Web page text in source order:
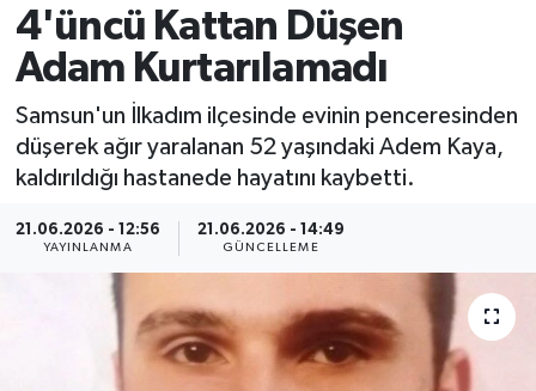
4'üncü Kattan Düşen
Adam Kurtarılamadı
Samsun'un İlkadım ilçesinde evinin penceresinden
düşerek ağır yaralanan 52 yaşındaki Adem Kaya,
kaldırıldığı hastanede hayatını kaybetti.
21.06.2026 - 12:56
YAYINLANMA
21.06.2026 - 14:49
GÜNCELLEME
Yurttan Haberler
Ekonomi
Teknoloji
Sağlık
Rize Trafik Yoğunluk Haritası
Süper Lig Puan Durumu ve Fikstür
Tüm Manşetler
Son Dakika Haberleri
Haber Arşivi